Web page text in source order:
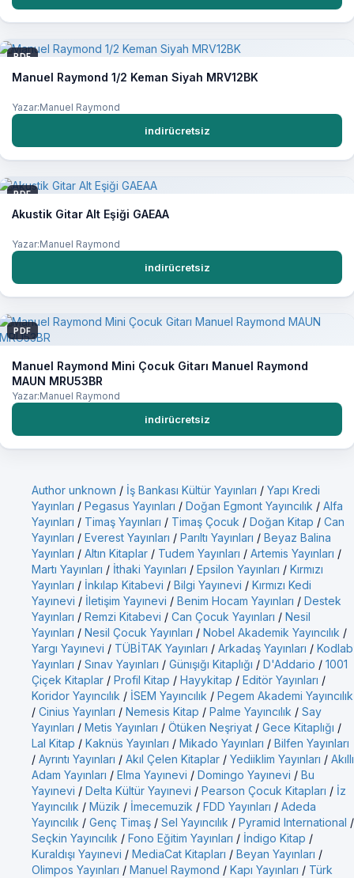
PDF
Manuel Raymond 1/2 Keman Siyah MRV12BK
Yazar:Manuel Raymond
indirücretsiz
PDF
Akustik Gitar Alt Eşiği GAEAA
Yazar:Manuel Raymond
indirücretsiz
PDF
Manuel Raymond Mini Çocuk Gitarı Manuel Raymond
MAUN MRU53BR
Yazar:Manuel Raymond
indirücretsiz
Author unknown / İş Bankası Kültür Yayınları / Yapı Kredi
Yayınları / Pegasus Yayınları / Doğan Egmont Yayıncılık / Alfa
Yayınları / Timaş Yayınları / Timaş Çocuk / Doğan Kitap / Can
Yayınları / Everest Yayınları / Parıltı Yayınları / Beyaz Balina
Yayınları / Altın Kitaplar / Tudem Yayınları / Artemis Yayınları /
Martı Yayınları / İthaki Yayınları / Epsilon Yayınları / Kırmızı
Yayınları / İnkılap Kitabevi / Bilgi Yayınevi / Kırmızı Kedi
Yayınevi / İletişim Yayınevi / Benim Hocam Yayınları / Destek
Yayınları / Remzi Kitabevi / Can Çocuk Yayınları / Nesil
Yayınları / Nesil Çocuk Yayınları / Nobel Akademik Yayıncılık /
Yargı Yayınevi / TÜBİTAK Yayınları / Arkadaş Yayınları / Kodlab
Yayınları / Sınav Yayınları / Günışığı Kitaplığı / D'Addario / 1001
Çiçek Kitaplar / Profil Kitap / Hayykitap / Editör Yayınları /
Koridor Yayıncılık / İSEM Yayıncılık / Pegem Akademi Yayıncılık
/ Cinius Yayınları / Nemesis Kitap / Palme Yayıncılık / Say
Yayınları / Metis Yayınları / Ötüken Neşriyat / Gece Kitaplığı /
Lal Kitap / Kaknüs Yayınları / Mikado Yayınları / Bilfen Yayınları
/ Ayrıntı Yayınları / Akıl Çelen Kitaplar / Yediiklim Yayınları / Akıllı
Adam Yayınları / Elma Yayınevi / Domingo Yayınevi / Bu
Yayınevi / Delta Kültür Yayınevi / Pearson Çocuk Kitapları / İz
Yayıncılık / Müzik / İmecemuzik / FDD Yayınları / Adeda
Yayıncılık / Genç Timaş / Sel Yayıncılık / Pyramid International /
Seçkin Yayıncılık / Fono Eğitim Yayınları / İndigo Kitap /
Kuraldışı Yayınevi / MediaCat Kitapları / Beyan Yayınları /
Olimpos Yayınları / Manuel Raymond / Kapı Yayınları / Türk